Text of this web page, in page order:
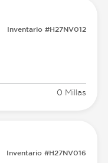
Inventario #H27NV012
0 Millas
Inventario #H27NV016